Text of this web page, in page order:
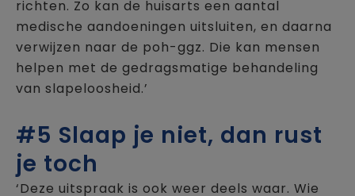
richten. Zo kan de huisarts een aantal
medische aandoeningen uitsluiten, en daarna
verwijzen naar de poh-ggz. Die kan mensen
helpen met de gedragsmatige behandeling
van slapeloosheid.’
#5 Slaap je niet, dan rust
je toch
‘Deze uitspraak is ook weer deels waar. Wie